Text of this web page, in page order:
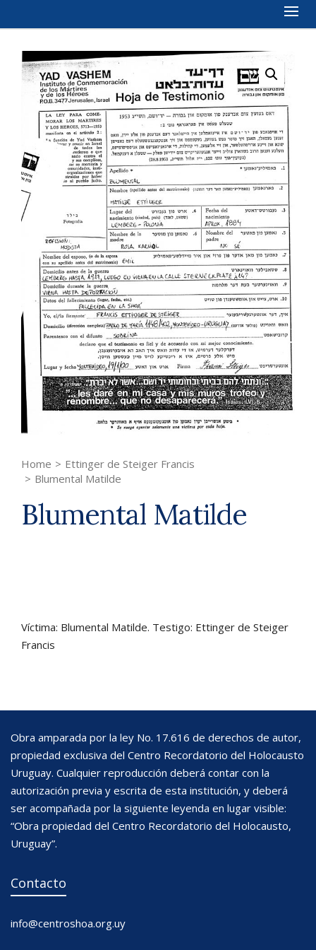
Home > Ettinger de Steiger Francis
> Blumental Matilde
Blumental Matilde
Víctima: Blumental Matilde. Testigo: Ettinger de Steiger
Francis
Obra amparada por la ley No. 17.616 de derechos de autor,
propiedad exclusiva del Centro Recordatorio del Holocausto
Uruguay. Cualquier reproducción deberá contar con la
autorización previa y escrita de esta institución, y deberá
ser acompañada por la siguiente leyenda en lugar visible:
“Obra propiedad del Centro Recordatorio del Holocausto,
Uruguay”.
Contacto
info@centroshoa.org.uy